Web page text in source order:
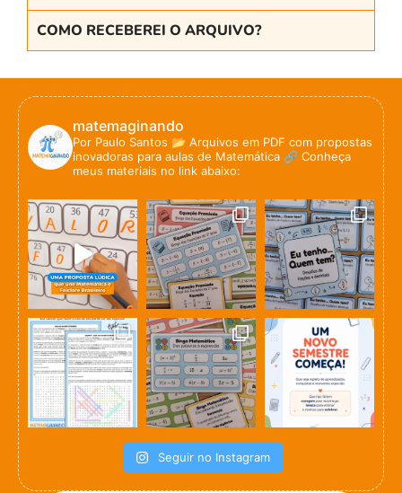
COMO RECEBEREI O ARQUIVO?
matemaginando
Por Paulo Santos 📂 Arquivos em PDF com propostas
inovadoras para aulas de Matemática 🔗 Conheça
meus materiais no link abaixo:
Seguir no Instagram